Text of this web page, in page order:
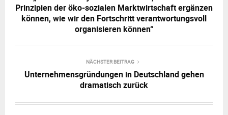
Prinzipien der öko-sozialen Marktwirtschaft ergänzen
können, wie wir den Fortschritt verantwortungsvoll
organisieren können“
NÄCHSTER BEITRAG
Unternehmensgründungen in Deutschland gehen
dramatisch zurück